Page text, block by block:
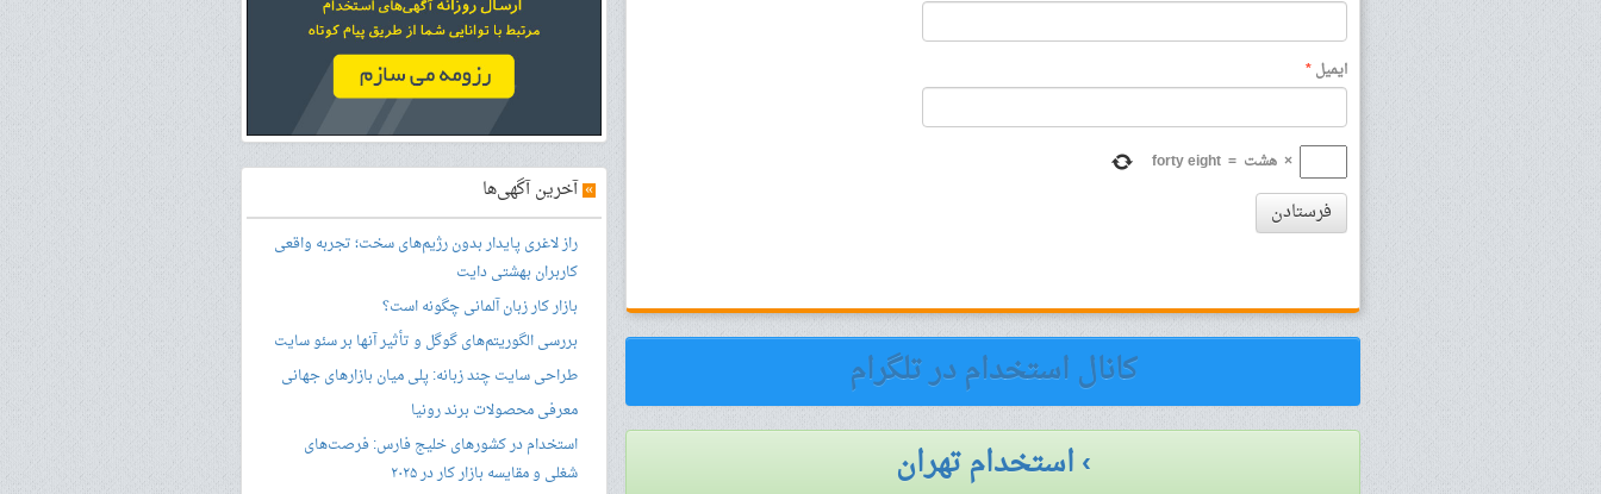
ایمیل*
× هشت =
forty eight
فرستادن
کانال استخدام در تلگرام
› استخدام تهران
»آخرین آگهی‌ها
راز لاغری پایدار بدون رژیم‌های سخت؛ تجربه واقعی
کاربران بهشتی دایت
بازار کار زبان آلمانی چگونه است؟
بررسی الگوریتم‌های گوگل و تأثیر آنها بر سئو سایت
طراحی سایت چند زبانه: پلی میان بازارهای جهانی
معرفی محصولات برند رونیا
استخدام در کشورهای خلیج فارس: فرصت‌های
شغلی و مقایسه بازار کار در ۲۰۲۵